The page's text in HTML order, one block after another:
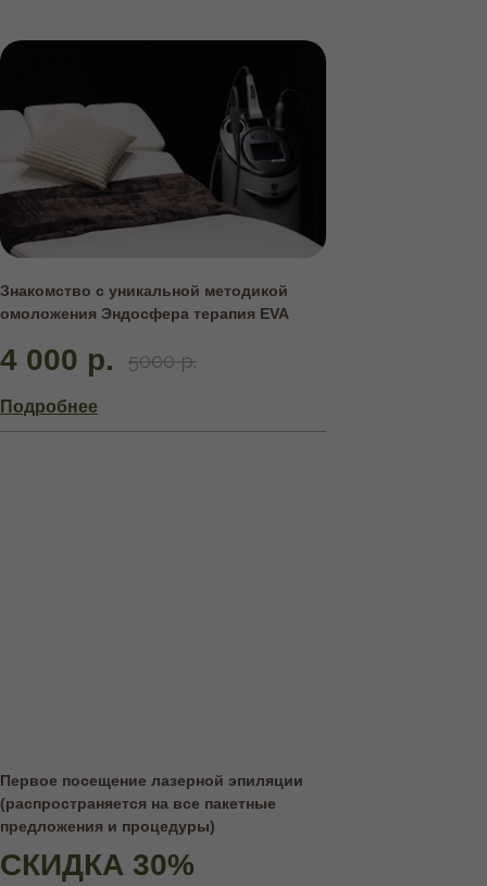
Знакомство с уникальной методикой
омоложения Эндосфера терапия EVA
4 000 р. 5000 р.
Подробнее
Первое посещение лазерной эпиляции
(распространяется на все пакетные
предложения и процедуры)
СКИДКА 30%